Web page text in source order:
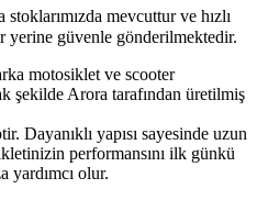
stoklarımızda mevcuttur ve hızlı
yerine güvenle gönderilmektedir.
motosiklet ve scooter
şekilde Arora tarafından üretilmiş
Dayanıklı yapısı sayesinde uzun
performansını ilk günkü
yardımcı olur.